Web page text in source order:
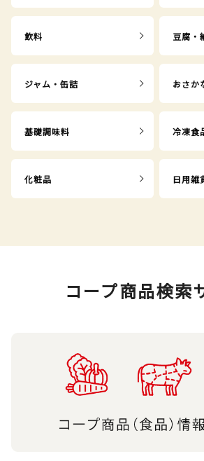
飲料 豆腐・
ジャム・缶詰 おさか
基礎調味料 冷凍食
化粧品 日用雑
コープ商品検索